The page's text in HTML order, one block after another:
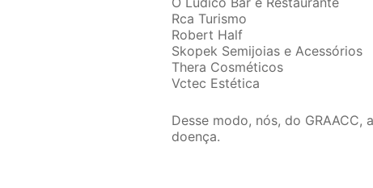
Rca Turismo
Robert Half
Skopek Semijoias e Acessórios
Thera Cosméticos
Vctec Estética
Desse modo, nós, do
doença.